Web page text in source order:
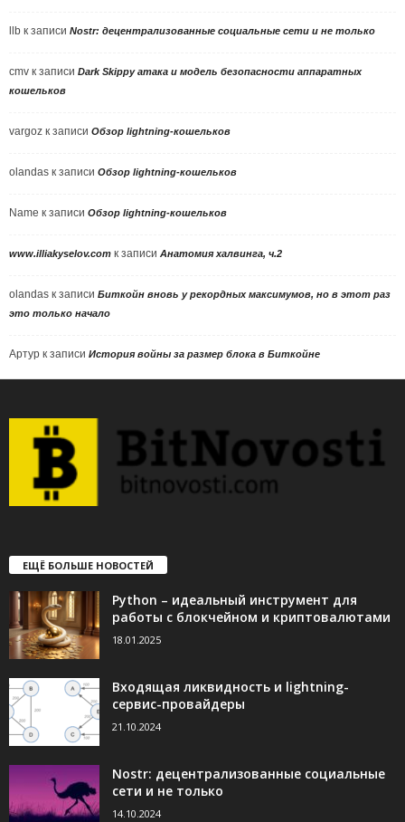
llb к записи Nostr: децентрализованные социальные сети и не только
cmv к записи Dark Skippy атака и модель безопасности аппаратных
кошельков
vargoz к записи Обзор lightning-кошельков
olandas к записи Обзор lightning-кошельков
Name к записи Обзор lightning-кошельков
www.illiakyselov.com к записи Анатомия халвинга, ч.2
olandas к записи Биткойн вновь у рекордных максимумов, но в этот раз
это только начало
Артур к записи История войны за размер блока в Биткойне
ЕЩЁ БОЛЬШЕ НОВОСТЕЙ
Python – идеальный инструмент для
работы с блокчейном и криптовалютами
18.01.2025
Входящая ликвидность и lightning-
сервис-провайдеры
21.10.2024
Nostr: децентрализованные социальные
сети и не только
14.10.2024